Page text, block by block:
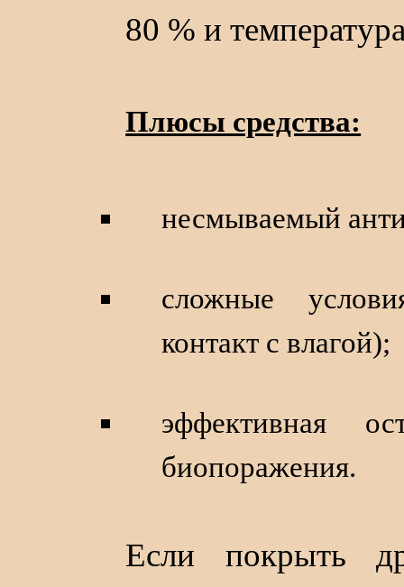
80 % и
Плюсы средства:
несмываемый
сложные
контакт с влагой);
эффективная
биопоражения.
Если покрыть